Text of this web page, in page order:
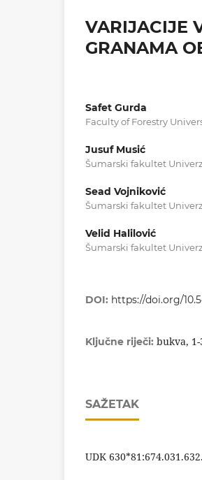
VARIJACIJE
GRANAMA
Safet Gurda
Faculty of Forestry
Jusuf Musić
Šumarski fakultet
Sead Vojniković
Šumarski fakultet
Velid Halilović
Šumarski fakultet
DOI: https://doi.org/
Ključne riječi: bukva,
SAŽETAK
UDK